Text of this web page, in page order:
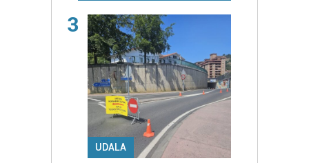
3
UDALA